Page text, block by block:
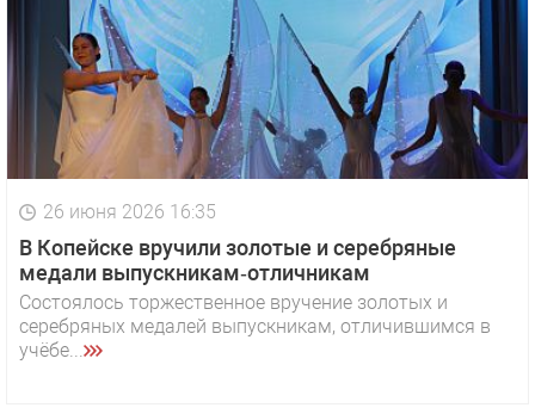
26 июня 2026 16:35
В Копейске вручили золотые и серебряные
медали выпускникам‑отличникам
Состоялось торжественное вручение золотых и
серебряных медалей выпускникам, отличившимся в
учёбе...